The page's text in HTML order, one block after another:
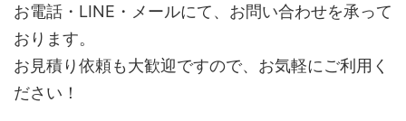
お電話・LINE・メールにて、お問い合わせを承って
おります。
お見積り依頼も大歓迎ですので、お気軽にご利用く
ださい！